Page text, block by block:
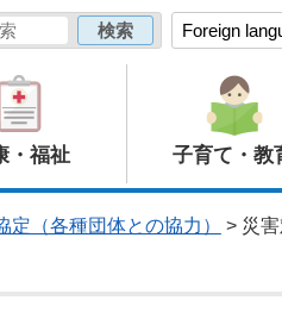
Foreign
・福祉 子育て・教
定（各種団体との協力） > 災